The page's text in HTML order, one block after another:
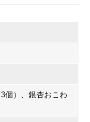
個）、銀杏おこわ